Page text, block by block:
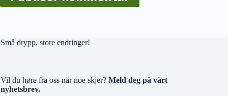
Små drypp, store endringer!
Vil du høre fra oss når noe skjer? Meld deg på vårt
nyhetsbrev.